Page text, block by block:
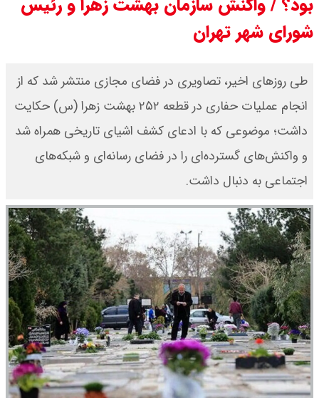
بود؟ / واکنش سازمان بهشت زهرا و رئیس
شورای شهر تهران
طی روزهای اخیر، تصاویری در فضای مجازی منتشر شد که از
انجام عملیات حفاری در قطعه ۲۵۲ بهشت زهرا (س) حکایت
داشت؛ موضوعی که با ادعای کشف اشیای تاریخی همراه شد
و واکنش‌های گسترده‌ای را در فضای رسانه‌ای و شبکه‌های
اجتماعی به دنبال داشت.